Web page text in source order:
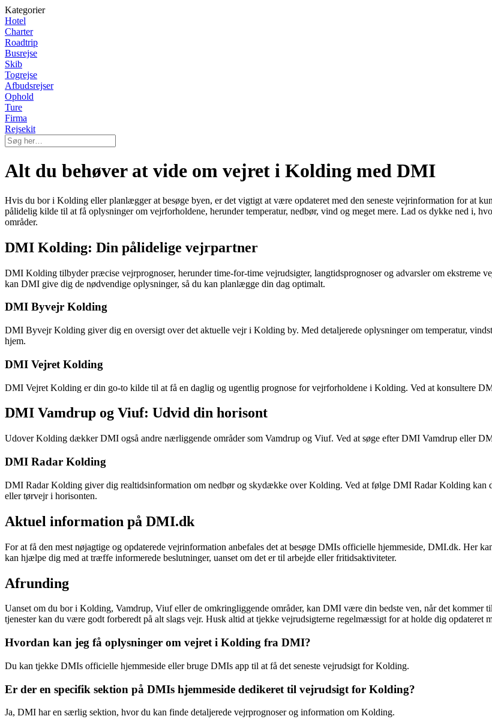
Kategorier
Hotel
Charter
Roadtrip
Busrejse
Skib
Togrejse
Afbudsrejser
Ophold
Ture
Firma
Rejsekit
Alt du behøver at vide om vejret i Kolding med DMI
Hvis du bor i Kolding eller planlægger at besøge byen, er det vigtigt at være opdateret med den seneste vejrinformation for at
pålidelig kilde til at få oplysninger om vejrforholdene, herunder temperatur, nedbør, vind og meget mere. Lad os dykke ned i,
områder.
DMI Kolding: Din pålidelige vejrpartner
DMI Kolding tilbyder præcise vejrprognoser, herunder time-for-time vejrudsigter, langtidsprognoser og advarsler om ekstreme
kan DMI give dig de nødvendige oplysninger, så du kan planlægge din dag optimalt.
DMI Byvejr Kolding
DMI Byvejr Kolding giver dig en oversigt over det aktuelle vejr i Kolding by. Med detaljerede oplysninger om temperatur,
hjem.
DMI Vejret Kolding
DMI Vejret Kolding er din go-to kilde til at få en daglig og ugentlig prognose for vejrforholdene i Kolding. Ved at konsultere
DMI Vamdrup og Viuf: Udvid din horisont
Udover Kolding dækker DMI også andre nærliggende områder som Vamdrup og Viuf. Ved at søge efter DMI Vamdrup eller
DMI Radar Kolding
DMI Radar Kolding giver dig realtidsinformation om nedbør og skydække over Kolding. Ved at følge DMI Radar Kolding kan
eller tørvejr i horisonten.
Aktuel information på DMI.dk
For at få den mest nøjagtige og opdaterede vejrinformation anbefales det at besøge DMIs officielle hjemmeside, DMI.dk. Her
kan hjælpe dig med at træffe informerede beslutninger, uanset om det er til arbejde eller fritidsaktiviteter.
Afrunding
Uanset om du bor i Kolding, Vamdrup, Viuf eller de omkringliggende områder, kan DMI være din bedste ven, når det
tjenester kan du være godt forberedt på alt slags vejr. Husk altid at tjekke vejrudsigterne regelmæssigt for at holde dig opdateret
Hvordan kan jeg få oplysninger om vejret i Kolding fra DMI?
Du kan tjekke DMIs officielle hjemmeside eller bruge DMIs app til at få det seneste vejrudsigt for Kolding.
Er der en specifik sektion på DMIs hjemmeside dedikeret til vejrudsigt for Kolding?
Ja, DMI har en særlig sektion, hvor du kan finde detaljerede vejrprognoser og information om Kolding.